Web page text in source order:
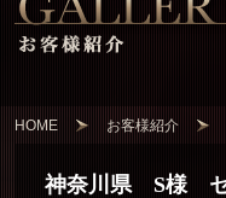
HOME お客様紹介
神奈川県 S様 セ